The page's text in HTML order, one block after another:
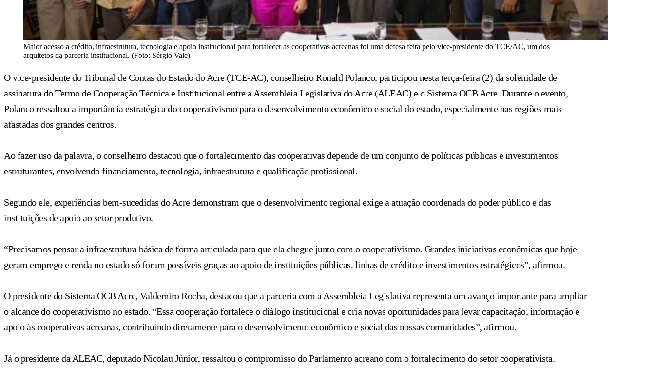
Maior acesso a crédito, infraestrutura, tecnologia e apoio institucional para fortalecer as cooperativas acreanas foi uma defesa feita pelo vice-presidente do TCE/AC, um dos
arquitetos da parceria institucional. (Foto: Sérgio Vale)
O vice-presidente do Tribunal de Contas do Estado do Acre (TCE-AC), conselheiro Ronald Polanco, participou nesta terça-feira (2) da solenidade de
assinatura do Termo de Cooperação Técnica e Institucional entre a Assembleia Legislativa do Acre (ALEAC) e o Sistema OCB Acre. Durante o evento,
Polanco ressaltou a importância estratégica do cooperativismo para o desenvolvimento econômico e social do estado, especialmente nas regiões mais
afastadas dos grandes centros.
Ao fazer uso da palavra, o conselheiro destacou que o fortalecimento das cooperativas depende de um conjunto de políticas públicas e investimentos
estruturantes, envolvendo financiamento, tecnologia, infraestrutura e qualificação profissional.
Segundo ele, experiências bem-sucedidas do Acre demonstram que o desenvolvimento regional exige a atuação coordenada do poder público e das
instituições de apoio ao setor produtivo.
“Precisamos pensar a infraestrutura básica de forma articulada para que ela chegue junto com o cooperativismo. Grandes iniciativas econômicas que hoje
geram emprego e renda no estado só foram possíveis graças ao apoio de instituições públicas, linhas de crédito e investimentos estratégicos”, afirmou.
O presidente do Sistema OCB Acre, Valdemiro Rocha, destacou que a parceria com a Assembleia Legislativa representa um avanço importante para ampliar
o alcance do cooperativismo no estado. “Essa cooperação fortalece o diálogo institucional e cria novas oportunidades para levar capacitação, informação e
apoio às cooperativas acreanas, contribuindo diretamente para o desenvolvimento econômico e social das nossas comunidades”, afirmou.
Já o presidente da ALEAC, deputado Nicolau Júnior, ressaltou o compromisso do Parlamento acreano com o fortalecimento do setor cooperativista.